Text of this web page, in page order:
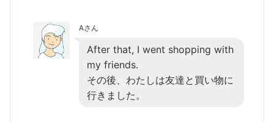
Aさん
After that, I went shopping with
my friends.
その後、わたしは友達と買い物に
行きました。